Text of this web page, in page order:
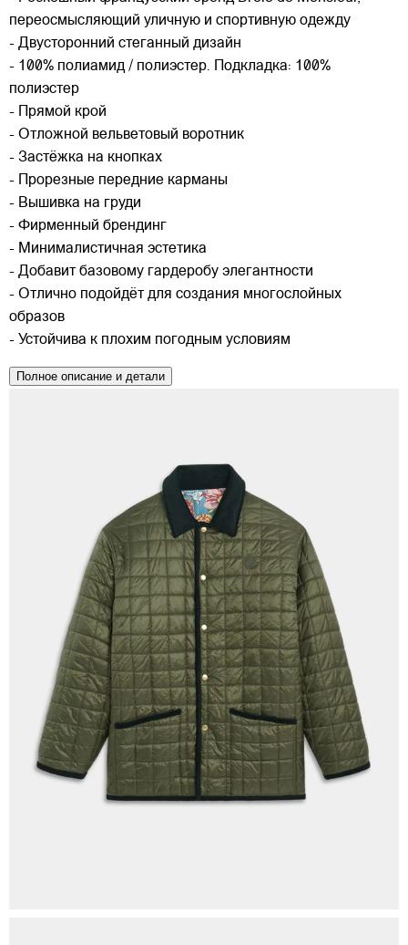
переосмысляющий уличную и спортивную одежду
- Двусторонний стеганный дизайн
- 100% полиамид / полиэстер. Подкладка: 100%
полиэстер
- Прямой крой
- Отложной вельветовый воротник
- Застёжка на кнопках
- Прорезные передние карманы
- Вышивка на груди
- Фирменный брендинг
- Минималистичная эстетика
- Добавит базовому гардеробу элегантности
- Отлично подойдёт для создания многослойных
образов
- Устойчива к плохим погодным условиям
Полное описание и детали